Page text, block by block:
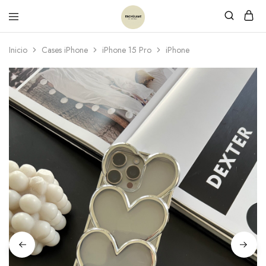
Inicio Cases iPhone iPhone 15 Pro iPhone